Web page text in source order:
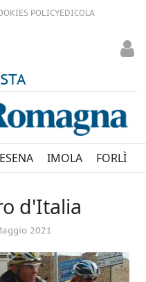
POLICYEDICOLA
IMOLA FORLÌ
d'Italia
2021